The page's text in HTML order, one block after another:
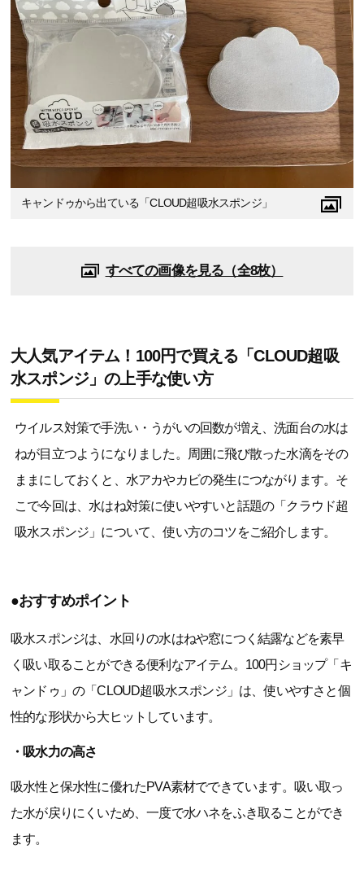
キャンドゥから出ている「CLOUD超吸水スポンジ」
すべての画像を見る（全8枚）
大人気アイテム！100円で買える「CLOUD超吸
水スポンジ」の上手な使い方
ウイルス対策で手洗い・うがいの回数が増え、洗面台の水は
ねが目立つようになりました。周囲に飛び散った水滴をその
ままにしておくと、水アカやカビの発生につながります。そ
こで今回は、水はね対策に使いやすいと話題の「クラウド超
吸水スポンジ」について、使い方のコツをご紹介します。
●おすすめポイント
吸水スポンジは、水回りの水はねや窓につく結露などを素早
く吸い取ることができる便利なアイテム。100円ショップ「キ
ャンドゥ」の「CLOUD超吸水スポンジ」は、使いやすさと個
性的な形状から大ヒットしています。
・吸水力の高さ
吸水性と保水性に優れたPVA素材でできています。吸い取っ
た水が戻りにくいため、一度で水ハネをふき取ることができ
ます。